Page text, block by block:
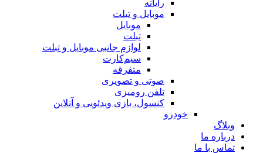
رایانه
موبایل و تبلت
موبایل
تبلت
لوازم جانبی موبایل و تبلت
سیم‌کارت
متفرقه
صوتی و تصویری
تلفن رومیزی
کنسول، بازی‌ ویدئویی و آنلاین
خودرو
وبلاگ
درباره ما
تماس با ما